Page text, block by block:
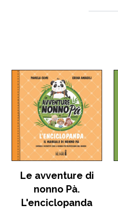
Le avventure di
nonno Pà.
L'enciclopanda